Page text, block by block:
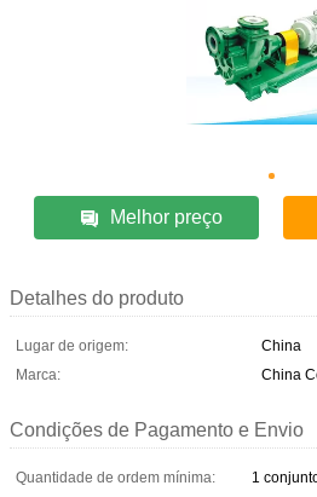
Melhor preço
Detalhes do produto
Lugar de origem:
China
Marca:
China
Condições de Pagamento e Envio
Quantidade de ordem mínima:
1